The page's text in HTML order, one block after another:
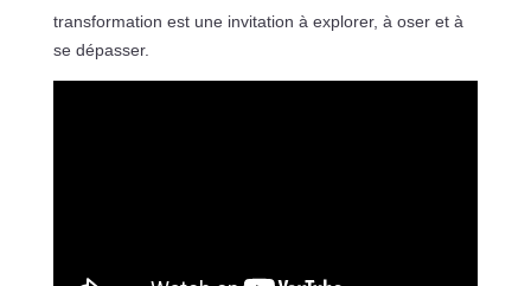
transformation est une invitation à explorer, à oser et à
se dépasser.